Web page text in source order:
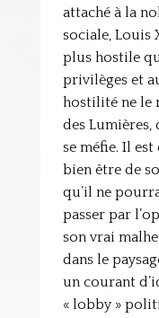
attaché à la
sociale, Louis
plus hostile
privilèges et
hostilité ne le
des
se méfie. Il est
bien être de
qu’il ne
passer par
son vrai
dans le
un courant
« lobby »